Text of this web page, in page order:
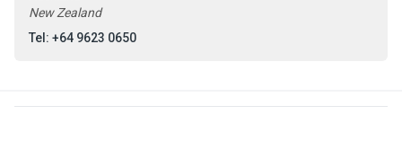
New Zealand
Tel: +64 9623 0650